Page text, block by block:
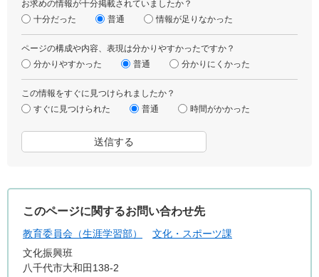
お求めの情報が十分掲載されていましたか？
十分だった
普通 情報が足りなかった
ページの構成や内容、表現は分かりやすかったですか？
分かりやすかった
普通 分かりにくかった
この情報をすぐに見つけられましたか？
すぐに見つけられた
普通 時間がかかった
このページに関するお問い合わせ先
教育委員会（生涯学習部）
文化・スポーツ課
文化振興班
八千代市大和田138-2